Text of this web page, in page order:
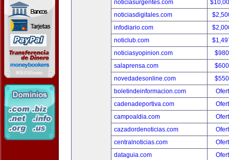
noticiasurgentes.com
noticiasdigitales.com
infodiario.com
noticlub.com
noticiasyopinion.com
salaprensa.com
novedadesonline.com
boletindeinformacion.com
cadenadeportiva.com
campoaldia.com
cazadordenoticias.com
centralnoticias.com
dataguia.com